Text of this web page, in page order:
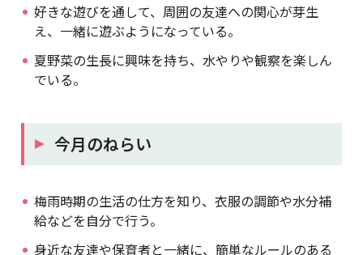
好きな遊びを通して、周囲の友達への関心が芽生
え、一緒に遊ぶようになっている。
夏野菜の生長に興味を持ち、水やりや観察を楽しん
でいる。
今月のねらい
梅雨時期の生活の仕方を知り、衣服の調節や水分補
給などを自分で行う。
身近な友達や保育者と一緒に、簡単なルールのある